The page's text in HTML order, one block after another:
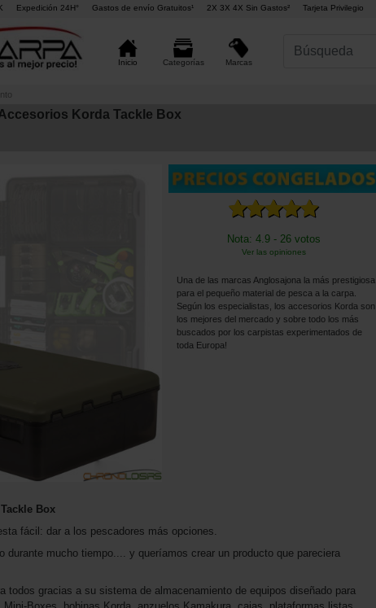
Expedición 24H° Gastos de envío Gratuitos¹ 2X 3X 4X Sin Gastos² Tarjeta Privilegio
Inicio Categorías Marcas
Korda Tackle Box
Nota: 4.9 - 26 votos
Ver las opiniones
Una de las marcas Anglosajona la más prestigiosa
para el pequeño material de pesca a la carpa.
Según los especialistas, los accesorios Korda son
los mejores del mercado y sobre todo los más
buscados por los carpistas experimentados de
toda Europa!
Box
fácil: dar a los pescadores más opciones.
durante mucho tiempo.... y queríamos crear un producto que pareciera
todos gracias a su sistema de almacenamiento de equipos diseñado para